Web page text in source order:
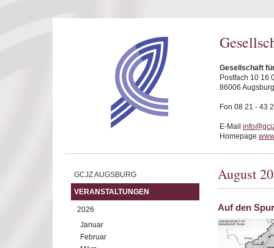
Gesellschaft
Postfach 10 16
86006 Augsburg
Fon 08 21 - 43
E-Mail
Homepage
GCJZ AUGSBURG
VERANSTALTUNGEN
2026
Januar
Februar
August
Auf den